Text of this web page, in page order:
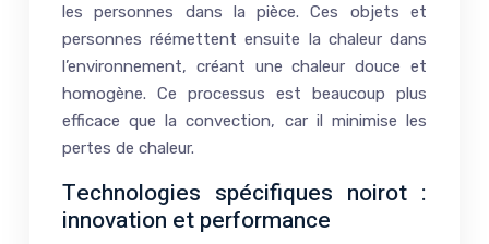
les personnes dans la pièce. Ces objets et
personnes réémettent ensuite la chaleur dans
l’environnement, créant une chaleur douce et
homogène. Ce processus est beaucoup plus
efficace que la convection, car il minimise les
pertes de chaleur.
Technologies spécifiques noirot :
innovation et performance